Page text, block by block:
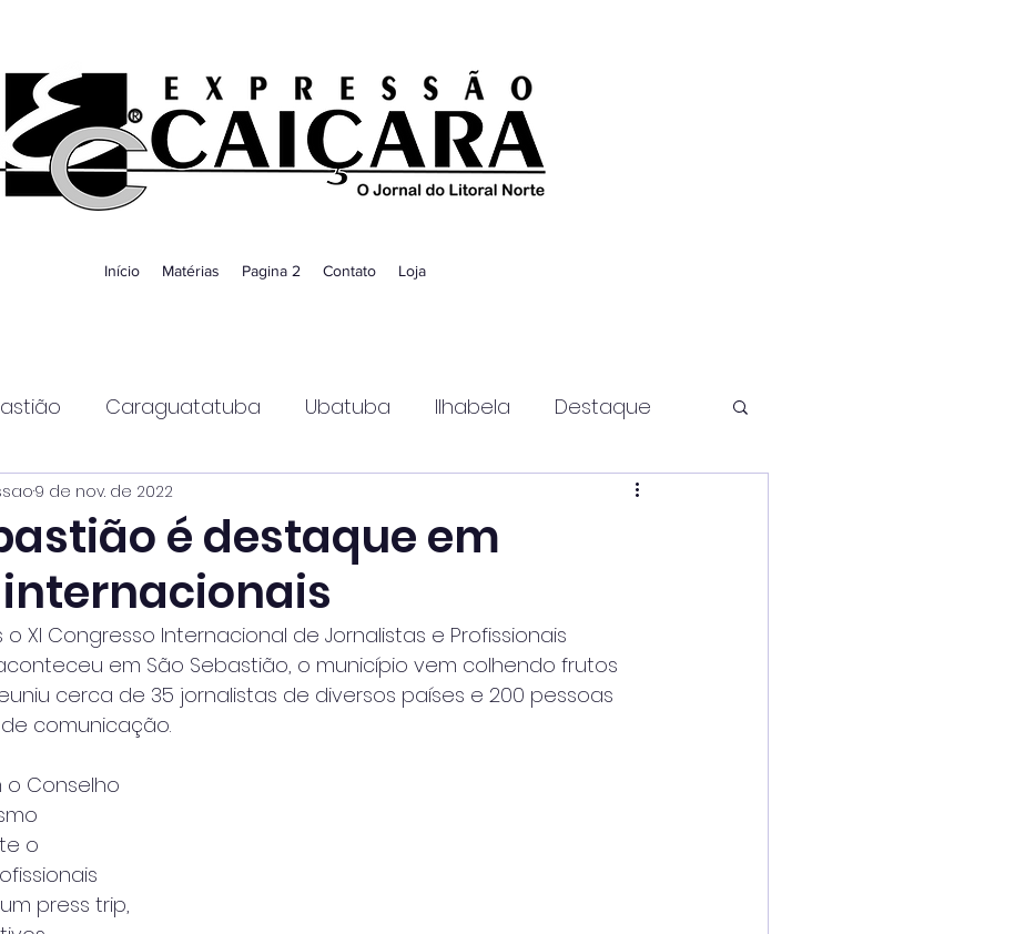
Início Matérias Pagina 2 Contato Loja
Caraguatatuba Ubatuba Ilhabela Destaque
Guaratinguetá
é destaque em
9 de nov. de 2022
XI Congresso Internacional de Jornalistas e Profissionais
em São Sebastião, o município vem colhendo frutos
cerca de 35 jornalistas de diversos países e 200 pessoas
comunicação.
o Conselho
o
press trip,